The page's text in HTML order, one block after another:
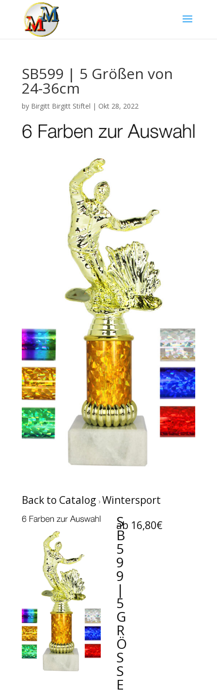
SB599 | 5 Größen von
24-36cm
by Birgitt Birgitt Stiftel | Okt 28, 2022
Back to Catalog Wintersport
S
B
5
9
9
|
5
G
R
Ö
SS
E
N
ab 16,80€